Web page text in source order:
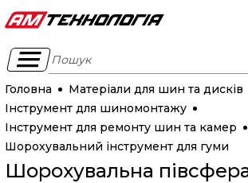
Пошук
Головна
Матеріали для шин та дисків
Інструмент для шиномонтажу
Інструмент для ремонту шин та камер
Шорохувальний інструмент для гуми
Шорохувальна